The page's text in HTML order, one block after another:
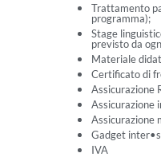
Trattamento
programma);
Stage
previsto da
Materiale
Certificato di
Assicurazione
Assicurazione
Assicurazione
Gadget
IVA